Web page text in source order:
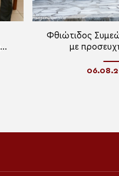
Φθιώτιδος
με